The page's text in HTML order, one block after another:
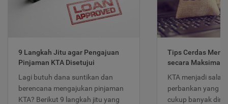
9 Langkah Jitu agar Pengajuan
Pinjaman KTA Disetujui
Lagi butuh dana suntikan dan
berencana mengajukan pinjaman
KTA? Berikut 9 langkah jitu yang
Tips Cerdas
secara Maksimal
KTA menjadi
perbankan yang
cukup banyak